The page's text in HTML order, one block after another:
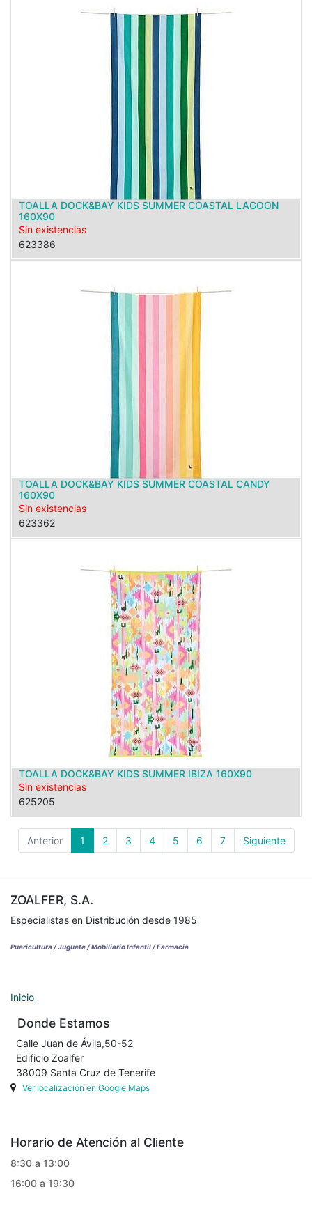
TOALLA DOCK&BAY KIDS SUMMER COASTAL LAGOON
160X90
Sin existencias
623386
TOALLA DOCK&BAY KIDS SUMMER COASTAL CANDY
160X90
Sin existencias
623362
TOALLA DOCK&BAY KIDS SUMMER IBIZA 160X90
Sin existencias
625205
Anterior 1 2 3 4 5 6 7 Siguiente
ZOALFER, S.A.
Especialistas en Distribución desde 1985
Puericultura / Juguete / Mobiliario Infantil / Farmacia
Inicio
Donde Estamos
Calle Juan de Ávila,50-52
Edificio Zoalfer
38009 Santa Cruz de Tenerife
Ver localización en Google Maps
Horario de Atención al Cliente
8:30 a 13:00
16:00 a 19:30